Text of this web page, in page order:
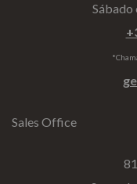
Sábado
Sales Office